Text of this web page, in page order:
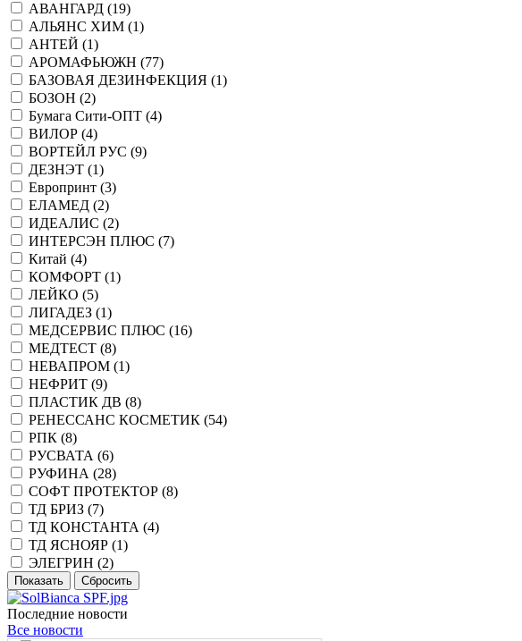
АВАНГАРД (19)
АЛЬЯНС ХИМ (1)
АНТЕЙ (1)
АРОМАФЬЮЖН (77)
БАЗОВАЯ ДЕЗИНФЕКЦИЯ (1)
БОЗОН (2)
Бумага Сити-ОПТ (4)
ВИЛОР (4)
ВОРТЕЙЛ РУС (9)
ДЕЗНЭТ (1)
Европринт (3)
ЕЛАМЕД (2)
ИДЕАЛИС (2)
ИНТЕРСЭН ПЛЮС (7)
Китай (4)
КОМФОРТ (1)
ЛЕЙКО (5)
ЛИГАДЕЗ (1)
МЕДСЕРВИС ПЛЮС (16)
МЕДТЕСТ (8)
НЕВАПРОМ (1)
НЕФРИТ (9)
ПЛАСТИК ДВ (8)
РЕНЕССАНС КОСМЕТИК (54)
РПК (8)
РУСВАТА (6)
РУФИНА (28)
СОФТ ПРОТЕКТОР (8)
ТД БРИЗ (7)
ТД КОНСТАНТА (4)
ТД ЯСНОЯР (1)
ЭЛЕГРИН (2)
Последние новости
Все новости